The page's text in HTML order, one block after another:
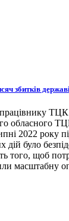
збитків державі
обласного
2022 року
дій було
того, щоб
масштабну